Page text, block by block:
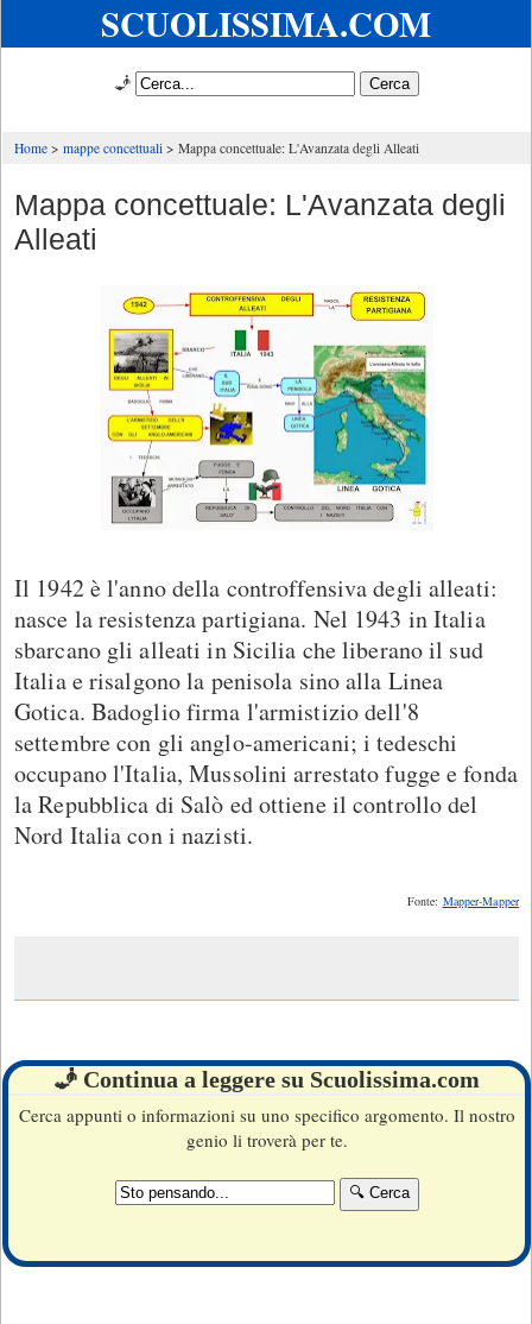
SCUOLISSIMA.COM
🧞
Home mappe concettuali Mappa concettuale: L'Avanzata degli Alleati
Mappa concettuale: L'Avanzata degli
Alleati
Il 1942 è l'anno della controffensiva degli alleati:
nasce la resistenza partigiana. Nel 1943 in Italia
sbarcano gli alleati in Sicilia che liberano il sud
Italia e risalgono la penisola sino alla Linea
Gotica. Badoglio firma l'armistizio dell'8
settembre con gli anglo-americani; i tedeschi
occupano l'Italia, Mussolini arrestato fugge e fonda
la Repubblica di Salò ed ottiene il controllo del
Nord Italia con i nazisti.
Fonte: Mapper-Mapper
🧞 Continua a leggere su Scuolissima.com
Cerca appunti o informazioni su uno specifico argomento. Il nostro
genio li troverà per te.